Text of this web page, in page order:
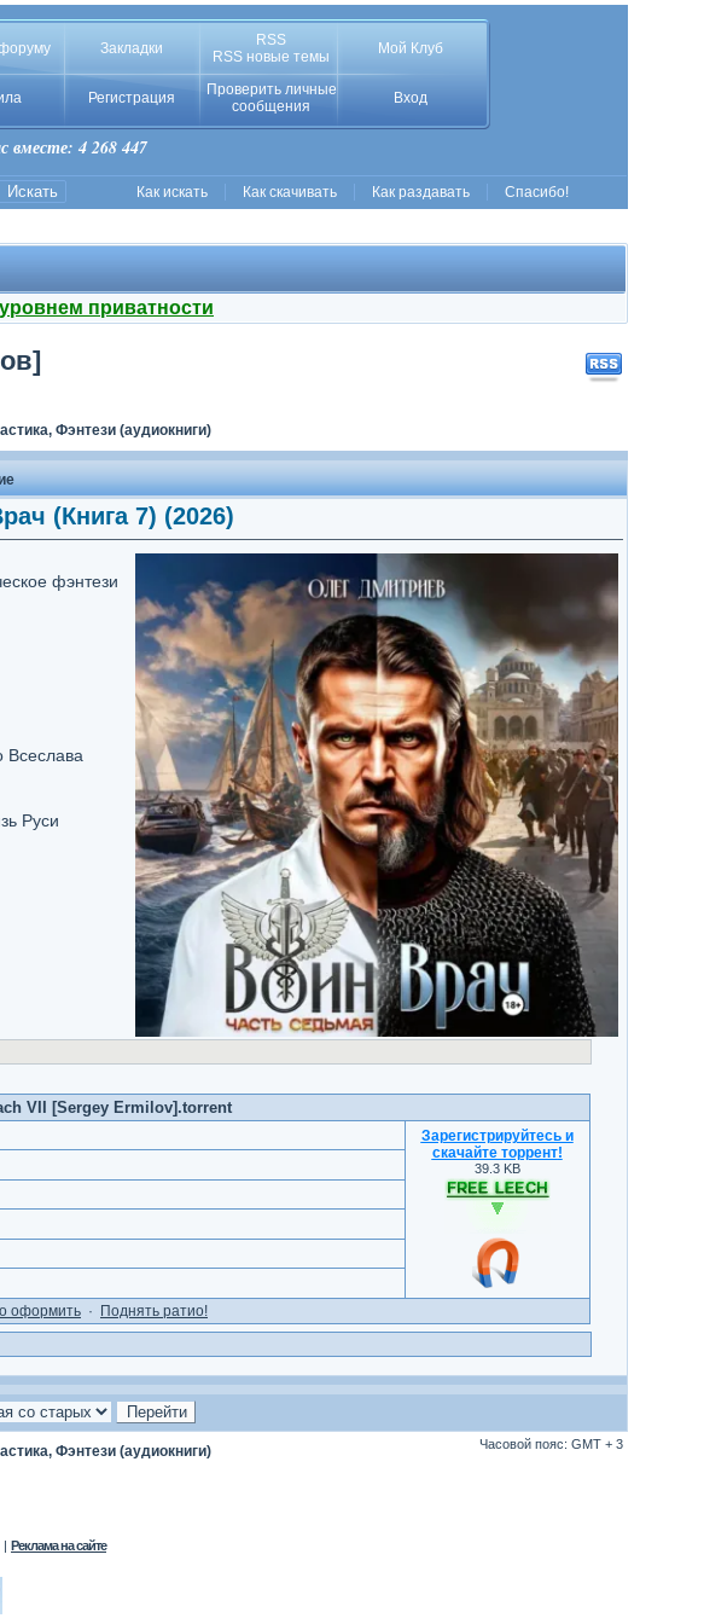
Закладки
RSS
RSS новые темы
Мой Клуб
Регистрация
Проверить личные
сообщения
Вход
вместе: 4 268 447
Как искать Как скачивать Как раздавать Спасибо!
приватности
Фэнтези (аудиокниги)
(Книга 7) (2026)
фэнтези
Всеслава
Руси
VII [Sergey Ermilov].torrent
Зарегистрируйтесь и
скачайте торрент!
39.3 KB
оформить · Поднять ратио!
Фэнтези (аудиокниги) Часовой пояс: GMT + 3
| Реклама на сайте